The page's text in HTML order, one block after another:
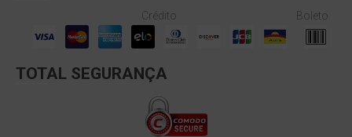
Crédito Boleto
TOTAL SEGURANÇA